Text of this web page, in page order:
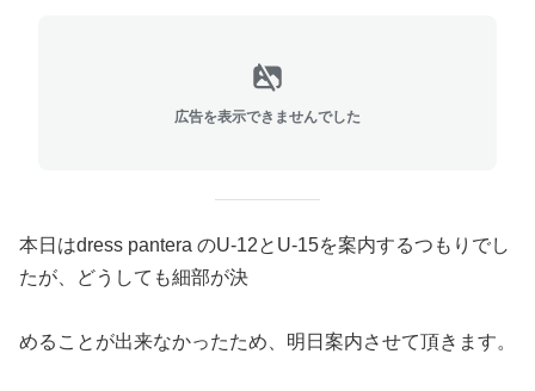
広告を表示できませんでした
本日はdress pantera のU-12とU-15を案内するつもりでし
たが、どうしても細部が決
めることが出来なかったため、明日案内させて頂きます。